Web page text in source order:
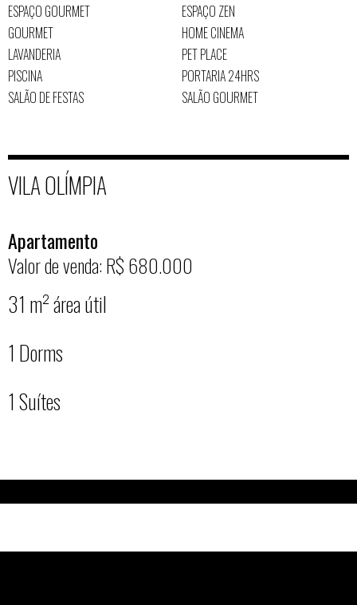
ESPAÇO GOURMET
ESPAÇO ZEN
GOURMET
HOME CINEMA
LAVANDERIA
PET PLACE
PISCINA
PORTARIA 24HRS
SALÃO DE FESTAS
SALÃO GOURMET
VILA OLÍMPIA
Apartamento
Valor de venda: R$ 680.000
31 m² área útil
1 Dorms
1 Suítes